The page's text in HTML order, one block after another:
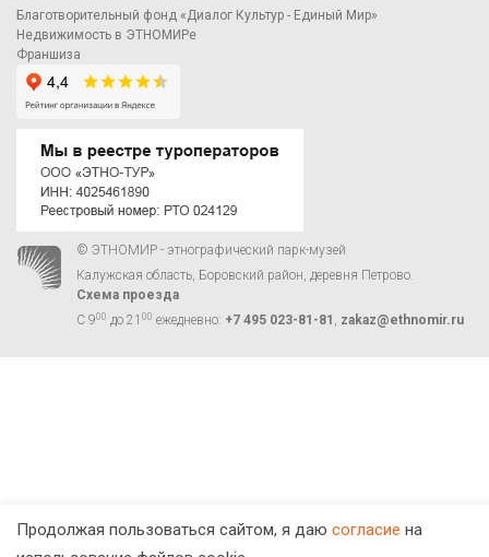
Благотворительный фонд «Диалог Культур - Единый Мир»
Недвижимость в ЭТНОМИРе
Франшиза
© ЭТНОМИР - этнографический парк-музей
Калужская область, Боровский район, деревня Петрово.
Схема проезда
С 900 до 21 00 ежедневно: +7 495 023-81-81 , zakaz@ethnomir.ru
Продолжая пользоваться сайтом, я даю согласие на